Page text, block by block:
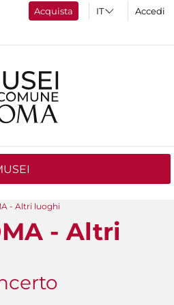
Acquista Accedi
- Altri luoghi
- Altri